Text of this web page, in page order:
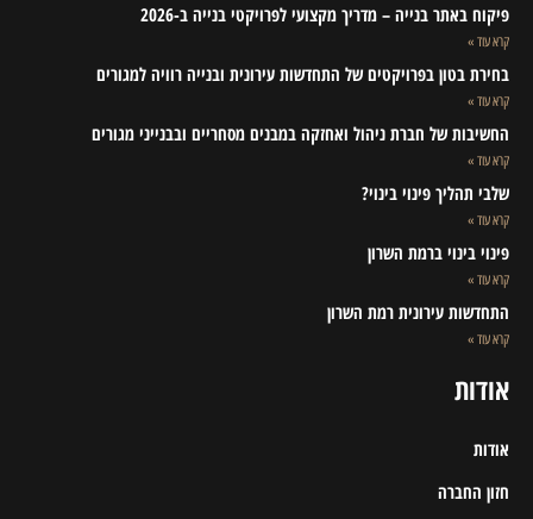
פיקוח באתר בנייה – מדריך מקצועי לפרויקטי בנייה ב-2026
קרא עוד »
בחירת בטון בפרויקטים של התחדשות עירונית ובנייה רוויה למגורים
קרא עוד »
החשיבות של חברת ניהול ואחזקה במבנים מסחריים ובבנייני מגורים
קרא עוד »
שלבי תהליך פינוי בינוי?
קרא עוד »
פינוי בינוי ברמת השרון
קרא עוד »
התחדשות עירונית רמת השרון
קרא עוד »
אודות
אודות
חזון החברה